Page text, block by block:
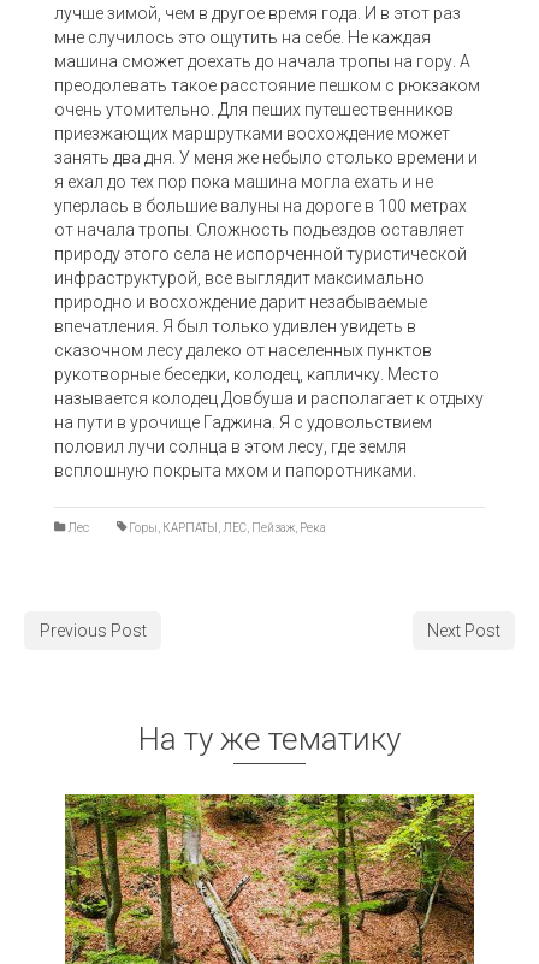
лучше зимой, чем в другое время года. И в этот раз
мне случилось это ощутить на себе. Не каждая
машина сможет доехать до начала тропы на гору. А
преодолевать такое расстояние пешком с рюкзаком
очень утомительно. Для пеших путешественников
приезжающих маршрутками восхождение может
занять два дня. У меня же небыло столько времени и
я ехал до тех пор пока машина могла ехать и не
уперлась в большие валуны на дороге в 100 метрах
от начала тропы. Сложность подьездов оставляет
природу этого села не испорченной туристической
инфраструктурой, все выглядит максимально
природно и восхождение дарит незабываемые
впечатления. Я был только удивлен увидеть в
сказочном лесу далеко от населенных пунктов
рукотворные беседки, колодец, капличку. Место
называется колодец Довбуша и располагает к отдыху
на пути в урочище Гаджина. Я с удовольствием
половил лучи солнца в этом лесу, где земля
всплошную покрыта мхом и папоротниками.
Лес Горы КАРПАТЫ ЛЕС Пейзаж Река
Previous Post Next Post
На ту же тематику